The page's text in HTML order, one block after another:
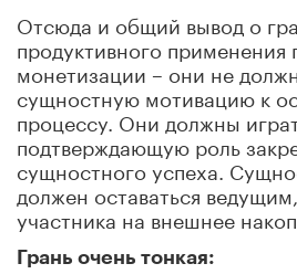
Отсюда и общий вывод о
продуктивного
монетизации – они не
сущностную мотивацию к
процессу. Они должны
подтверждающую роль
сущностного успеха.
должен оставаться
участника на внешнее
Грань очень тонкая: